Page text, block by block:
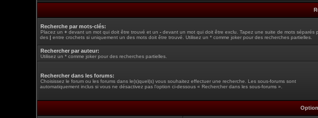
Recherche par mots-clés:
Placez un + devant un mot qui doit être trouvé et un - devant un mot qui doit être exclu. Tapez une suite de mots séparés
des | entre crochets si uniquement un des mots doit être trouvé. Utilisez un * comme joker pour des recherches partielles.
Rechercher par auteur:
Utilisez un * comme joker pour des recherches partielles.
Rechercher dans les forums:
Choisissez le forum ou les forums dans le(s)quel(s) vous souhaitez effectuer une recherche. Les sous-forums sont
automatiquement inclus si vous ne désactivez pas l’option ci-dessous « Rechercher dans les sous-forums ».